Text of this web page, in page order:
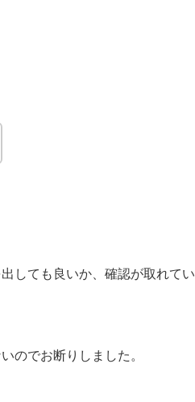
しても良いか、確認が取れてい
のでお断りしました。